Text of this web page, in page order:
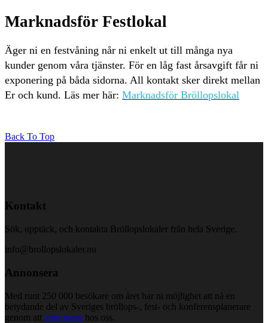
Marknadsför Festlokal
Äger ni en festvåning når ni enkelt ut till många nya
kunder genom våra tjänster. För en låg fast årsavgift får ni
exponering på båda sidorna. All kontakt sker direkt mellan
Er och kund. Läs mer här: Marknadsför Bröllopslokal
Back To Top
Kontakt
Sök, upptäck, och kontakta Bröllopslokaler från hela Sverige.
info@brollopslokaler.nu
Annonsera
Med runt 250 000 besökare om året har ni möjlighet att nå en
betydande del av Sveriges bröllops-, fest- och konferensplanerare
genom att annonsera hos oss.